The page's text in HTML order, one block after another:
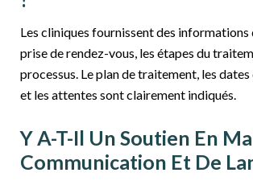
Les cliniques fournissent des informations
prise de rendez-vous, les étapes du
processus. Le plan de traitement, les
et les attentes sont clairement indiqués.
Y A-T-Il Un Soutien En
Communication Et De